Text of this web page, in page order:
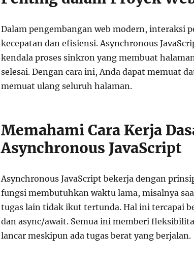
Dalam pengembangan web modern, interaksi
kecepatan dan efisiensi. Asynchronous
kendala proses sinkron yang membuat
selesai. Dengan cara ini, Anda dapat memuat
memuat ulang seluruh halaman.
Memahami Cara Kerja
Asynchronous JavaScript
Asynchronous JavaScript bekerja dengan
fungsi membutuhkan waktu lama, misalnya
tugas lain tidak ikut tertunda. Hal ini tercapai
dan async/await. Semua ini memberi
lancar meskipun ada tugas berat yang berjalan.